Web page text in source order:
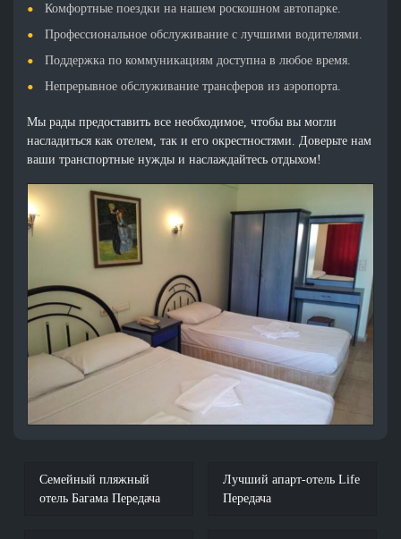
Комфортные поездки на нашем роскошном автопарке.
Профессиональное обслуживание с лучшими водителями.
Поддержка по коммуникациям доступна в любое время.
Непрерывное обслуживание трансферов из аэропорта.
Мы рады предоставить все необходимое, чтобы вы могли
насладиться как отелем, так и его окрестностями. Доверьте нам
ваши транспортные нужды и наслаждайтесь отдыхом!
Семейный пляжный
отель Багама Передача
Лучший апарт-отель Life
Передача